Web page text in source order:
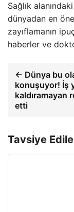
Sağlık
dünyadan en
zayıflamanın
haberler ve
← Dünya bu
konuşuyor! İş
kaldıramayan
etti
Tavsiye